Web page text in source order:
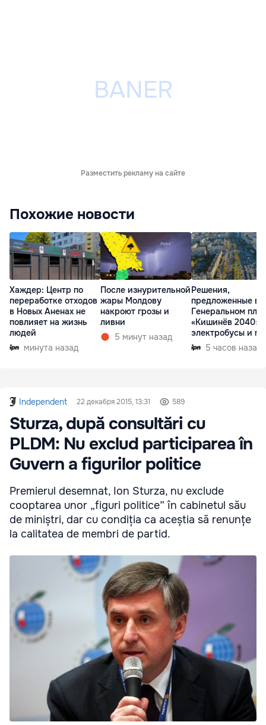
Разместить рекламу на сайте
Похожие новости
Хаждер: Центр по
переработке отходов
в Новых Аненах не
повлияет на жизнь
людей
минута назад
После изнурительной
жары Молдову
накроют грозы и
ливни
5 минут назад
Решения,
предложенные в
Генеральном
«Кишинёв 2040»:
электробусы и
5 часов назад
Independent 22 декабря 2015, 13:31 589
Sturza, după consultări cu
PLDM: Nu exclud participarea în
Guvern a figurilor politice
Premierul desemnat, Ion Sturza, nu exclude
cooptarea unor „figuri politice” în cabinetul său
de miniștri, dar cu condiția ca aceștia să renunțe
la calitatea de membri de partid.